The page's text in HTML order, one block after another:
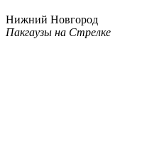
Нижний Новгород
Пакгаузы на Стрелке